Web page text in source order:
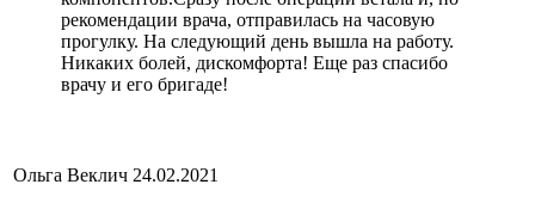
рекомендации врача, отправилась на часовую
прогулку. На следующий день вышла на работу.
Никаких болей, дискомфорта! Еще раз спасибо
врачу и его бригаде!
Ольга Веклич 24.02.2021